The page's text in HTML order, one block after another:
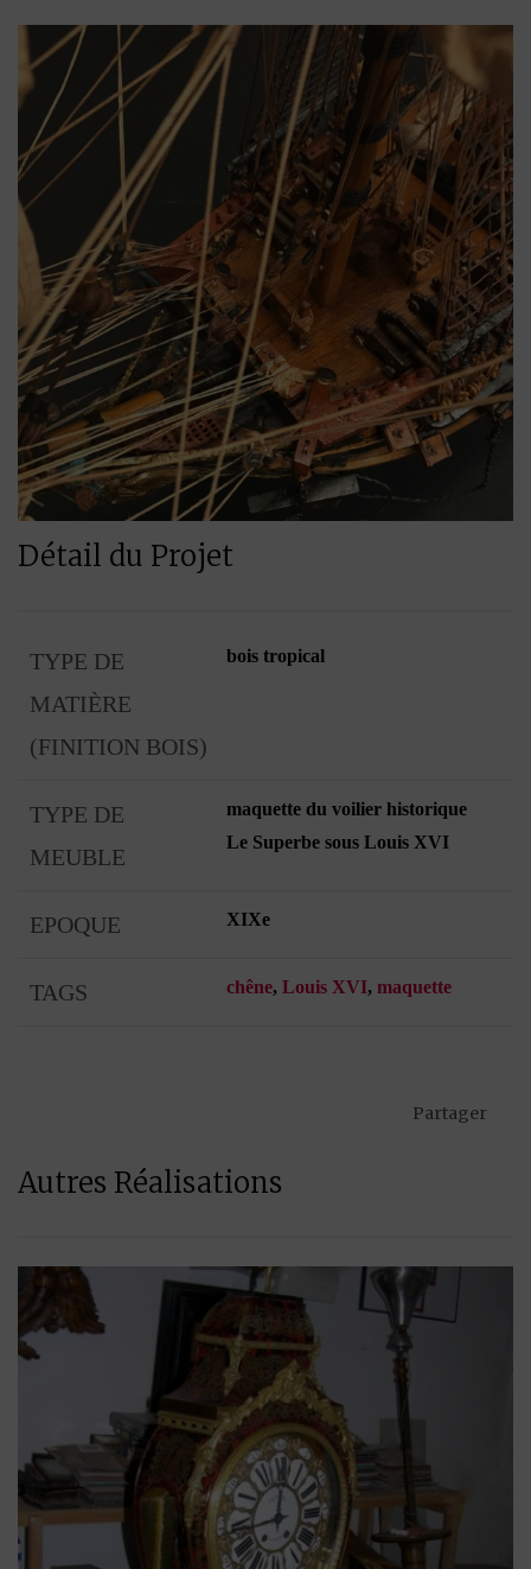
Détail du Projet
TYPE DE
MATIÈRE
(FINITION BOIS)
bois tropical
TYPE DE
MEUBLE
maquette du voilier historique
Le Superbe sous Louis XVI
EPOQUE XIXe
TAGS chêne, Louis XVI, maquette
Partager
Autres Réalisations